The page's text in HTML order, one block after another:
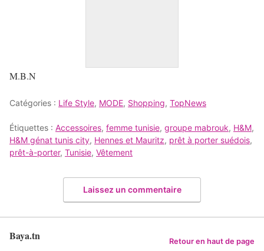
M.B.N
Catégories : Life Style, MODE, Shopping, TopNews
Étiquettes : Accessoires, femme tunisie, groupe mabrouk, H&M,
H&M génat tunis city, Hennes et Mauritz, prêt à porter suédois,
prêt-à-porter, Tunisie, Vêtement
Laissez un commentaire
Baya.tn Retour en haut de page